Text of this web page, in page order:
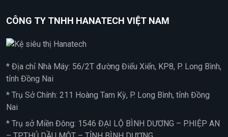
CÔNG TY TNHH HANATECH VIỆT NAM
* Địa chỉ Nhà Máy: 56/2T đường Điểu Xiển, KP8, P. Long Bình,
tỉnh Đồng Nai
* Trụ Sở Chính: 211 Hoàng Tam Kỳ, P. Long Bình, tỉnh Đồng
Nai
* Trụ sở Miền Đông: 1546 ĐẠI LỘ BÌNH DƯƠNG – P.HIỆP AN